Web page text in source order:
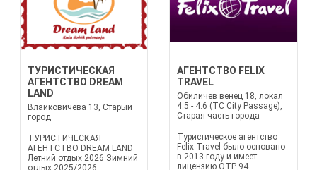
ТУРИСТИЧЕСКАЯ
АГЕНТСТВО DREAM
LAND
Влайковичева 13, Старый
город
ТУРИСТИЧЕСКАЯ
АГЕНТСТВО DREAM LAND
Летний отдых 2026 Зимний
отдых 2025/2026
АГЕНТСТВО FELIX
TRAVEL
Обиличев венец 18, локал
4.5 - 4.6 (TC City Passage),
Старая часть города
Туристическое агентство
Felix Travel было основано
в 2013 году и имеет
лицензию OTP 94